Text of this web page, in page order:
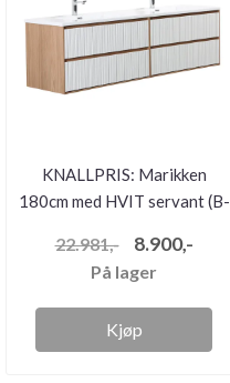
KNALLPRIS: Marikken
180cm med HVIT servant (B-
22.981,- 8.900,-
På lager
Kjøp